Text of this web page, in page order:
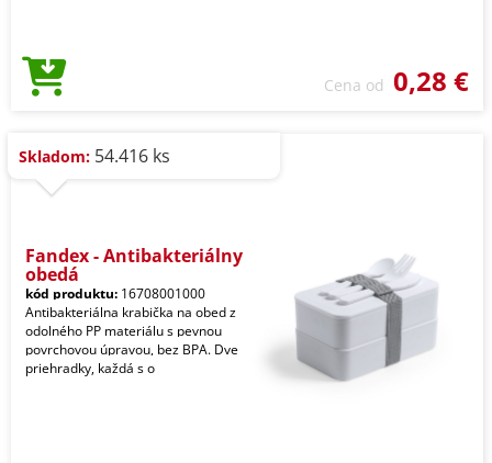
Cena od 0,28 €
Skladom: 54.416 ks
Fandex - Antibakteriálny
obedá
kód produktu: 16708001000
Antibakteriálna krabička na obed z
odolného PP materiálu s pevnou
povrchovou úpravou, bez BPA. Dve
priehradky, každá s o